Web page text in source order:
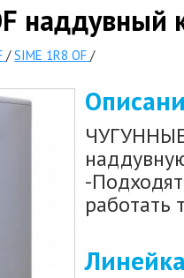
наддувный
/SIME 1R8 OF /
-
работать